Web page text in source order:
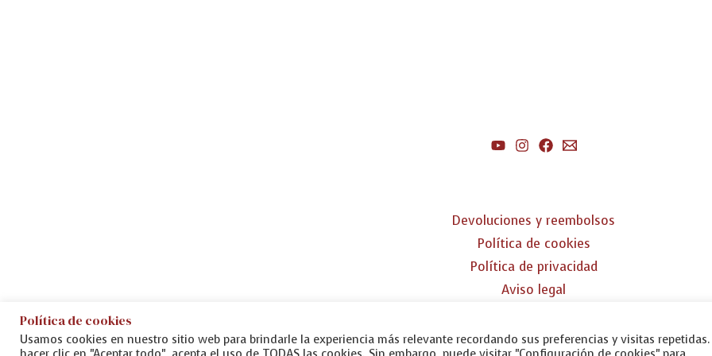
Devoluciones y reembolsos
Política de cookies
Política de privacidad
Aviso legal
Política de cookies
Usamos cookies en nuestro sitio web para brindarle la experiencia más relevante recordando sus preferencias y visitas repetidas.